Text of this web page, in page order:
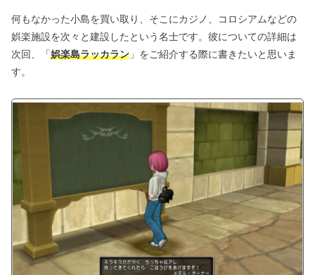
何もなかった小島を買い取り、そこにカジノ、コロシアムなどの
娯楽施設を次々と建設したという名士です。彼についての詳細は
次回、「娯楽島ラッカラン 」をご紹介する際に書きたいと思いま
す。